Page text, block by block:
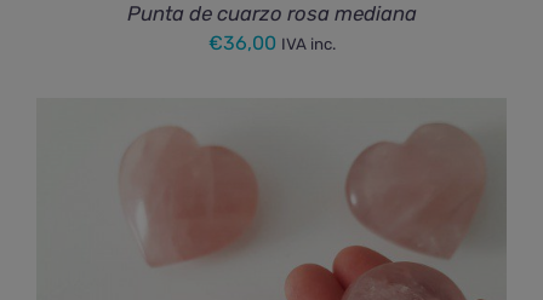
Punta de cuarzo rosa mediana
€36,00 IVA inc.